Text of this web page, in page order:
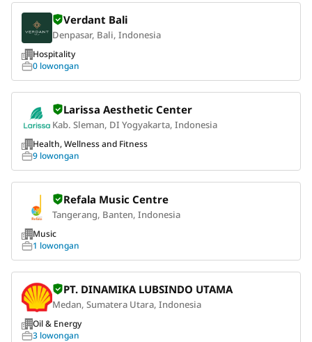
Verdant Bali
Denpasar, Bali, Indonesia
Hospitality
0 lowongan
Larissa Aesthetic Center
Kab. Sleman, DI Yogyakarta, Indonesia
Health, Wellness and Fitness
9 lowongan
Refala Music Centre
Tangerang, Banten, Indonesia
Music
1 lowongan
PT. DINAMIKA LUBSINDO UTAMA
Medan, Sumatera Utara, Indonesia
Oil & Energy
3 lowongan